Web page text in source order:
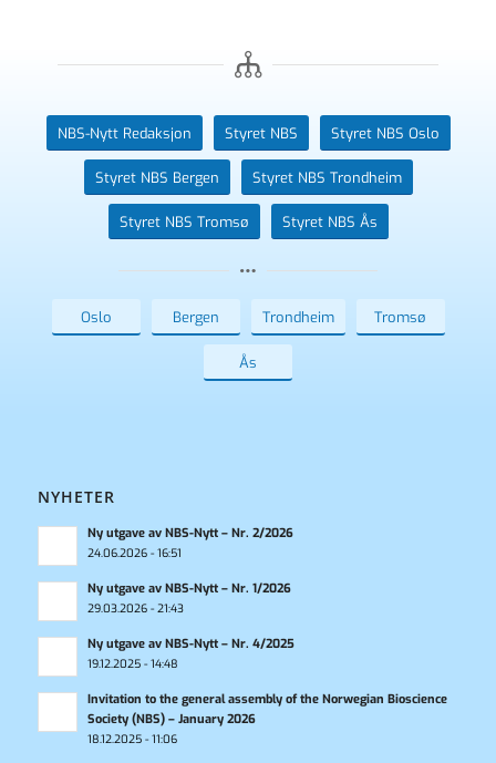
NBS-Nytt Redaksjon Styret NBS Styret NBS Oslo
Styret NBS Bergen Styret NBS Trondheim
Styret NBS Tromsø Styret NBS Ås
Oslo Bergen Trondheim Tromsø
Ås
NYHETER
Ny utgave av NBS-Nytt – Nr. 2/2026
24.06.2026 - 16:51
Ny utgave av NBS-Nytt – Nr. 1/2026
29.03.2026 - 21:43
Ny utgave av NBS-Nytt – Nr. 4/2025
19.12.2025 - 14:48
Invitation to the general assembly of the Norwegian Bioscience
Society (NBS) – January 2026
18.12.2025 - 11:06